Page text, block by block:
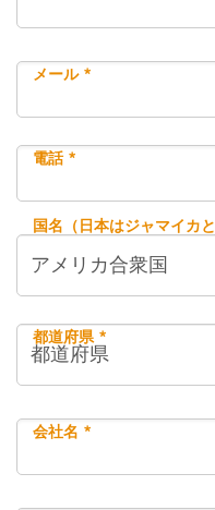
メール *
電話 *
国名（日本はジャマイカ
都道府県 *
会社名 *